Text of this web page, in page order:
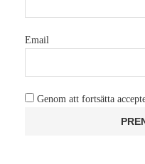
Email
Genom att fortsätta